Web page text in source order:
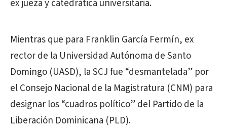
ex jueza y catedrática universitaria.
Mientras que para Franklin García Fermín, ex
rector de la Universidad Autónoma de Santo
Domingo (UASD), la SCJ fue “desmantelada” por
el Consejo Nacional de la Magistratura (CNM) para
designar los “cuadros político” del Partido de la
Liberación Dominicana (PLD).